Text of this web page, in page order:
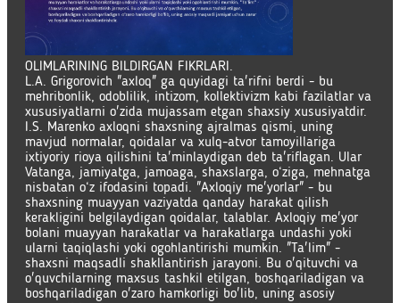
OLIMLARINING BILDIRGAN FIKRLARI.
L.A. Grigorovich "axloq" ga quyidagi ta'rifni berdi - bu
mehribonlik, odoblilik, intizom, kollektivizm kabi fazilatlar va
xususiyatlarni o'zida mujassam etgan shaxsiy xususiyatdir.
I.S. Marenko axloqni shaxsning ajralmas qismi, uning
mavjud normalar, qoidalar va xulq-atvor tamoyillariga
ixtiyoriy rioya qilishini ta'minlaydigan deb ta'riflagan. Ular
Vatanga, jamiyatga, jamoaga, shaxslarga, o‘ziga, mehnatga
nisbatan o‘z ifodasini topadi. "Axloqiy me'yorlar" - bu
shaxsning muayyan vaziyatda qanday harakat qilish
kerakligini belgilaydigan qoidalar, talablar. Axloqiy me'yor
bolani muayyan harakatlar va harakatlarga undashi yoki
ularni taqiqlashi yoki ogohlantirishi mumkin. "Ta'lim" -
shaxsni maqsadli shakllantirish jarayoni. Bu o'qituvchi va
o'quvchilarning maxsus tashkil etilgan, boshqariladigan va
boshqariladigan o'zaro hamkorligi bo'lib, uning asosiy